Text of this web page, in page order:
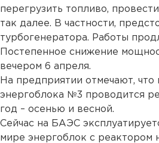
перегрузить топливо,
так далее. В частности,
турбогенератора. Работы
Постепенное снижение
вечером 6 апреля.
На предприятии отмечают, что
энергоблока №3 проводится
год – осенью и весной.
Сейчас на БАЭС
мире энергоблок с реактором